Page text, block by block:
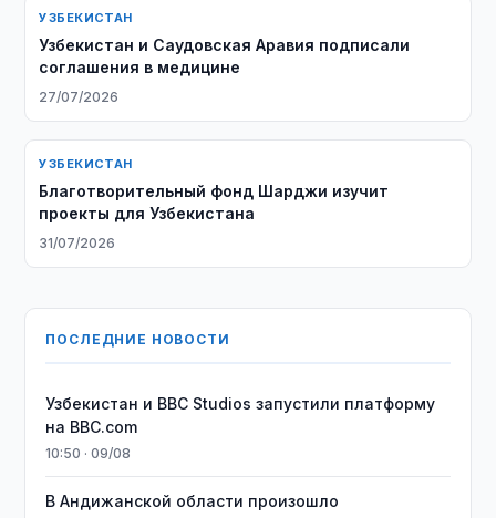
УЗБЕКИСТАН
Узбекистан и Саудовская Аравия подписали
соглашения в медицине
27/07/2026
УЗБЕКИСТАН
Благотворительный фонд Шарджи изучит
проекты для Узбекистана
31/07/2026
ПОСЛЕДНИЕ НОВОСТИ
Узбекистан и BBC Studios запустили платформу
на BBC.com
10:50 · 09/08
В Андижанской области произошло